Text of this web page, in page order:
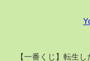
【一番くじ】転生